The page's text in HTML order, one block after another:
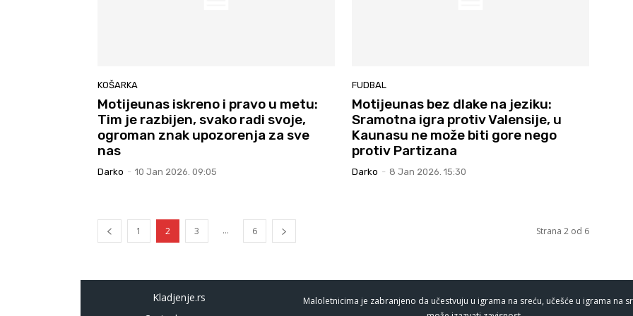
KOŠARKA
Motijeunas iskreno i pravo u metu:
Tim je razbijen, svako radi svoje,
ogroman znak upozorenja za sve
nas
Darko - 10 Jan 2026. 09:05
FUDBAL
Motijeunas bez dlake na jeziku:
Sramotna igra protiv Valensije, u
Kaunasu ne može biti gore nego
protiv Partizana
Darko - 8 Jan 2026. 15:30
1 2 3 ... 6 Strana 2 od 6
Kladjenje.rs
Maloletnicima je zabranjeno da učestvuju u igrama na sreću, učešće u igrama na